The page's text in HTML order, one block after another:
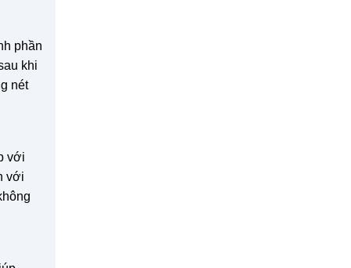
phần
khi
nét
với
với